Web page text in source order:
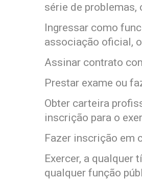
série de problemas,
Ingressar como
associação oficial,
Assinar contrato
Prestar exame ou
Obter carteira
inscrição para o
Fazer inscrição em
Exercer, a
qualquer função